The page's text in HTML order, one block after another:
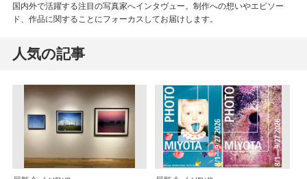
国内外で活躍する注目の写真家へインタヴュー。制作への想いやエピソー
ド、作品に関することにフォーカスしてお届けします。
人気の記事